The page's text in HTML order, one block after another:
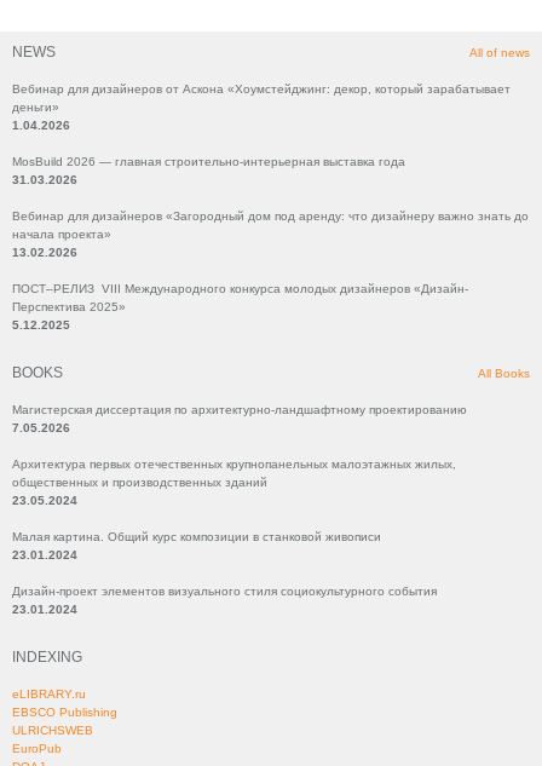
NEWS All of news
Вебинар для дизайнеров от Аскона «Хоумстейджинг: декор, который зарабатывает
деньги»
1.04.2026
MosBuild 2026 — главная строительно-интерьерная выставка года
31.03.2026
Вебинар для дизайнеров «Загородный дом под аренду: что дизайнеру важно знать до
начала проекта»
13.02.2026
ПОСТ–РЕЛИЗ VIII Международного конкурса молодых дизайнеров «Дизайн-
Перспектива 2025»
5.12.2025
BOOKS All Books
Магистерская диссертация по архитектурно-ландшафтному проектированию
7.05.2026
Архитектура первых отечественных крупнопанельных малоэтажных жилых,
общественных и производственных зданий
23.05.2024
Малая картина. Общий курс композиции в станковой живописи
23.01.2024
Дизайн-проект элементов визуального стиля социокультурного события
23.01.2024
INDEXING
eLIBRARY.ru
EBSCO Publishing
ULRICHSWEB
EuroPub